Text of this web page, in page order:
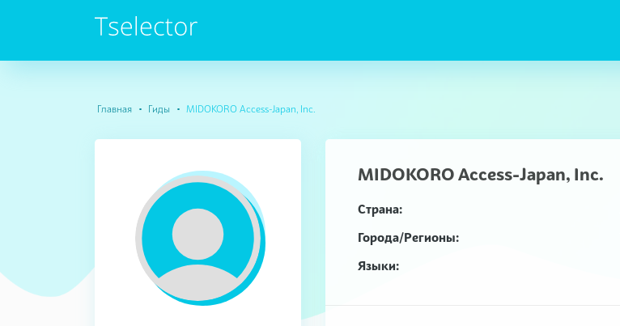
Главная Гиды MIDOKORO Access-Japan, Inc.
MIDOKORO Access-Japan, Inc.
Страна:
Города/Регионы:
Языки: